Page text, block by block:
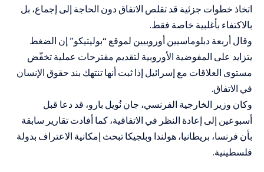
اتخاذ خطوات جزئية قد تقلص الاتفاق دون الحاجة إلى إجماع، بل
بالاكتفاء بأغلبية خاصة فقط.
وقال أربعة دبلوماسيين أوروبيين لموقع “بوليتيكو” إن الضغط
يتزايد على المفوضية الأوروبية لتقديم مقترحات عملية تخفّض
مستوى العلاقات مع إسرائيل إذا ثبت أنها تنتهك بند حقوق الإنسان
في الاتفاق.
وكان وزير الخارجية الفرنسي، جان نُويل بارو، قد دعا قبل
أسبوعين إلى إعادة النظر في الاتفاقية، كما أفادت تقارير سابقة
بأن فرنسا، بريطانيا، هولندا وبلجيكا تبحث إمكانية الاعتراف بدولة
فلسطينية.